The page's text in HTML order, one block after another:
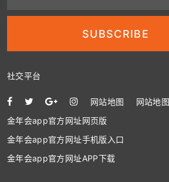
SUBSCRIBE
社交平台
网站地图 网站地图
金年会app官方网址网页版
金年会app官方网址手机版入口
金年会app官方网址APP下载